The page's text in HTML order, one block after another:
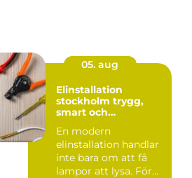
05. aug
Elinstallation
stockholm trygg,
smart och
din fastighet
En modern
elinstallation handlar
inte bara om att få
lampor att lysa. För